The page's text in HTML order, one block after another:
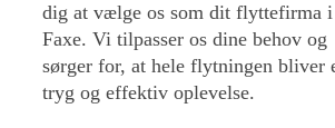
dig at vælge os som dit flyttefirma i
Faxe. Vi tilpasser os dine behov og
sørger for, at hele flytningen bliver
tryg og effektiv oplevelse.